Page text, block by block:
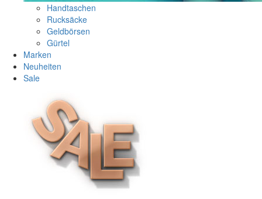
Handtaschen
Rucksäcke
Geldbörsen
Gürtel
Marken
Neuheiten
Sale